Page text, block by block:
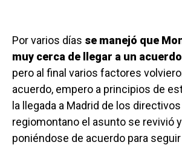
Por varios días se manejó que
muy cerca de llegar a un acuerdo
pero al final varios factores
acuerdo, empero a principios de
la llegada a Madrid de los
regiomontano el asunto se revivió
poniéndose de acuerdo para